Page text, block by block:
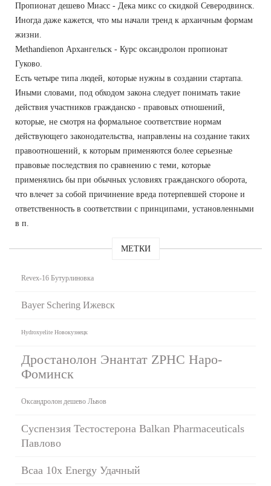
Пропионат дешево Миасс - Дека микс со скидкой Северодвинск.
Иногда даже кажется, что мы начали тренд к архаичным формам
жизни.
Methandienon Архангельск - Курс оксандролон пропионат
Гуково.
Есть четыре типа людей, которые нужны в создании стартапа.
Иными словами, под обходом закона следует понимать такие
действия участников гражданско - правовых отношений,
которые, не смотря на формальное соответствие нормам
действующего законодательства, направлены на создание таких
правоотношений, к которым применяются более серьезные
правовые последствия по сравнению с теми, которые
применялись бы при обычных условиях гражданского оборота,
что влечет за собой причинение вреда потерпевшей стороне и
ответственность в соответствии с принципами, установленными
в п.
МЕТКИ
Revex-16 Бутурлиновка
Bayer Schering Ижевск
Hydroxyelite Новокузнецк
Дростанолон Энантат ZPHC Наро-
Фоминск
Оксандролон дешево Львов
Суспензия Тестостерона Balkan Pharmaceuticals
Павлово
Bcaa 10x Energy Удачный